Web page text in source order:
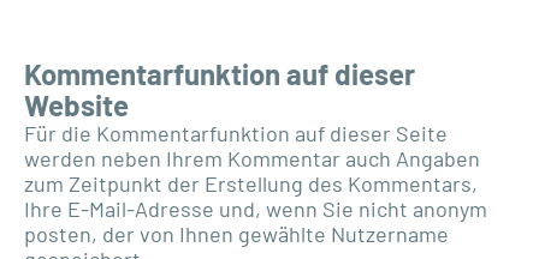
Kommentarfunktion auf dieser
Website
Für die Kommentarfunktion auf dieser Seite
werden neben Ihrem Kommentar auch Angaben
zum Zeitpunkt der Erstellung des Kommentars,
Ihre E-Mail-Adresse und, wenn Sie nicht anonym
posten, der von Ihnen gewählte Nutzername